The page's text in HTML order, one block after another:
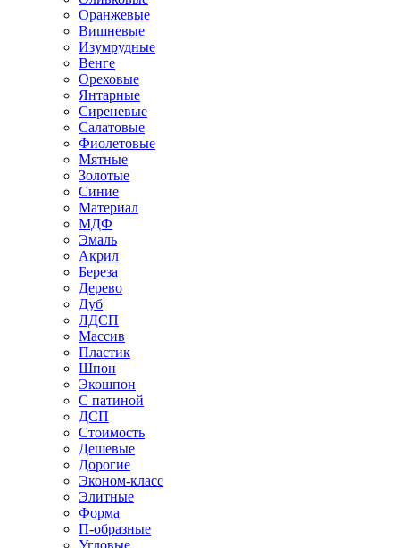
Оранжевые
Вишневые
Изумрудные
Венге
Ореховые
Янтарные
Сиреневые
Салатовые
Фиолетовые
Мятные
Золотые
Синие
Материал
МДФ
Эмаль
Акрил
Береза
Дерево
Дуб
ЛДСП
Массив
Пластик
Шпон
Экошпон
С патиной
ДСП
Стоимость
Дешевые
Дорогие
Эконом-класс
Элитные
Форма
П-образные
Угловые